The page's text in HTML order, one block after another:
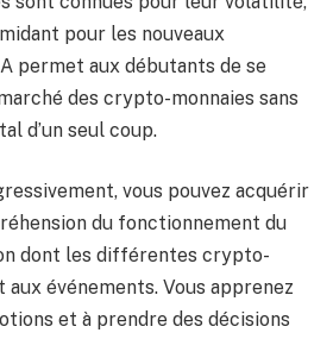
pour les nouveaux
permet aux débutants de se
des crypto-monnaies sans
d’un seul coup.
vous pouvez acquérir
du fonctionnement du
dont les différentes crypto-
aux événements. Vous apprenez
et à prendre des décisions